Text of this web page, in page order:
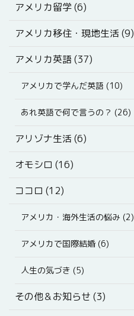
アメリカ留学 (6)
アメリカ移住・現地生活 (9)
アメリカ英語 (37)
アメリカで学んだ英語 (10)
あれ英語で何で言うの？ (26)
アリゾナ生活 (6)
オモシロ (16)
ココロ (12)
アメリカ・海外生活の悩み (2)
アメリカで国際結婚 (6)
人生の気づき (5)
その他＆お知らせ (3)